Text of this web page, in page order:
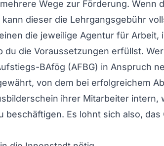
Wege zur Förderung.
dieser die Lehrgangsgebühr
die jeweilige Agentur für
du die Voraussetzungen erfüllst.
BAfög (AFBG) in Anspruch
von dem bei erfolgreichem
ihrer Mitarbeiter
beschäftigen. Es lohnt sich also,